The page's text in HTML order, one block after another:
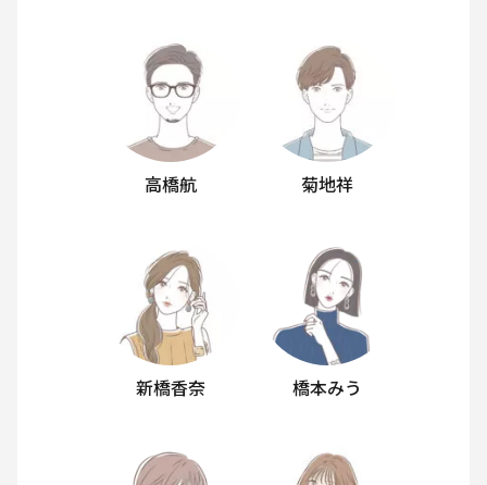
高橋航 菊地祥
新橋香奈 橋本みう